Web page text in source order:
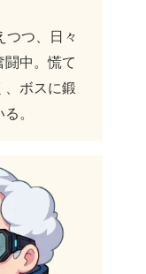
つつ、日々
闘中。慌て
、ボスに鍛
。